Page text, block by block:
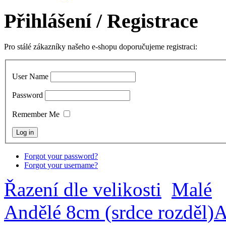
Přihlášení/ Registrace
Pro stálé zákazníky našeho e-shopu doporučujeme registraci:
User Name
Password
Remember Me
Forgot your password?
Forgot your username?
Řazení dle velikosti Malé
Andělé 8cm (srdce rozděl)